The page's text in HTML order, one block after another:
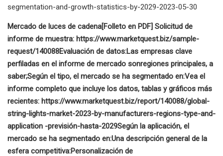
segmentation-and-growth-statistics-by-2029-2023-05-30
Mercado de luces de cadena[Folleto en PDF] Solicitud de
informe de muestra: https://www.marketquest.biz/sample-
request/140088Evaluación de datos:Las empresas clave
perfiladas en el informe de mercado sonregiones principales, a
saber;Según el tipo, el mercado se ha segmentado en:Vea el
informe completo que incluye los datos, tablas y gráficos más
recientes: https://www.marketquest.biz/report/140088/global-
string-lights-market-2023-by-manufacturers-regions-type-and-
application -previsión-hasta-2029Según la aplicación, el
mercado se ha segmentado en:Una descripción general de la
esfera competitiva:Personalización de